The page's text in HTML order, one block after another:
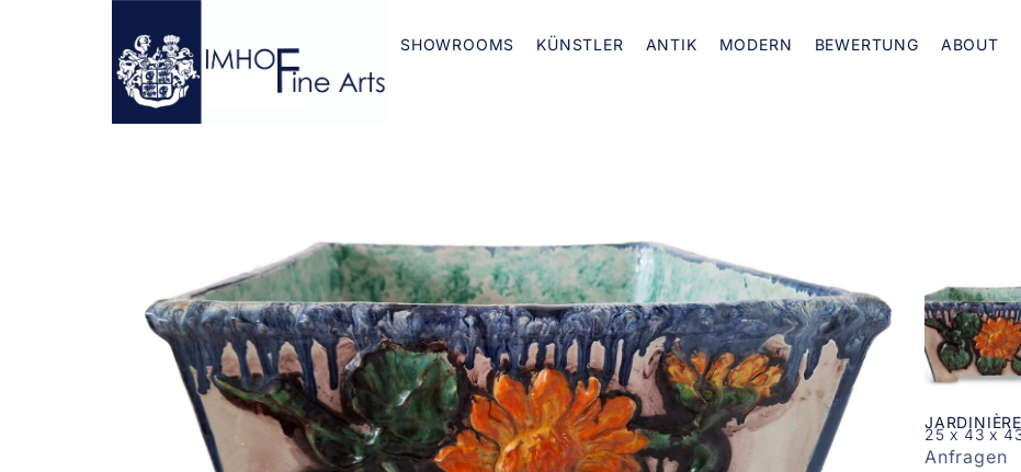
SHOWROOMS
KÜNSTLER ANTIK MODERN BEWERTUNG ABOUT
JARDINIÈRE
25 x 43 x
Anfragen